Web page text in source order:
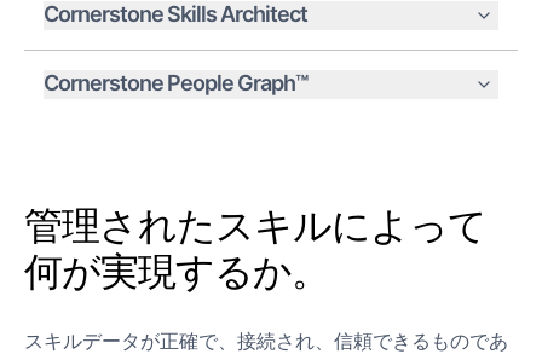
Cornerstone Skills Architect
Cornerstone People Graph™
管理されたスキルによって
何が実現するか。
スキルデータが正確で、接続され、信頼できるものであ